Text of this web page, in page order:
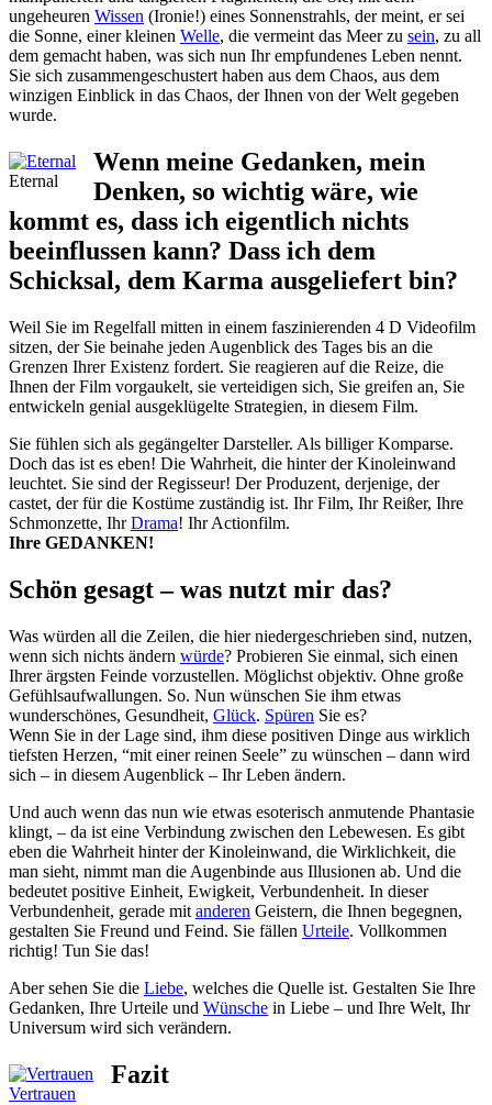
ungeheuren Wissen (Ironie!) eines Sonnenstrahls, der meint, er sei
die Sonne, einer kleinen Welle, die vermeint das Meer zu sein, zu all
dem gemacht haben, was sich nun Ihr empfundenes Leben nennt.
Sie sich zusammengeschustert haben aus dem Chaos, aus dem
winzigen Einblick in das Chaos, der Ihnen von der Welt gegeben
wurde.
Eternal
Wenn meine Gedanken, mein
Denken, so wichtig wäre, wie
kommt es, dass ich eigentlich nichts
beeinflussen kann? Dass ich dem
Schicksal, dem Karma ausgeliefert bin?
Weil Sie im Regelfall mitten in einem faszinierenden 4 D Videofilm
sitzen, der Sie beinahe jeden Augenblick des Tages bis an die
Grenzen Ihrer Existenz fordert. Sie reagieren auf die Reize, die
Ihnen der Film vorgaukelt, sie verteidigen sich, Sie greifen an, Sie
entwickeln genial ausgeklügelte Strategien, in diesem Film.
Sie fühlen sich als gegängelter Darsteller. Als billiger Komparse.
Doch das ist es eben! Die Wahrheit, die hinter der Kinoleinwand
leuchtet. Sie sind der Regisseur! Der Produzent, derjenige, der
castet, der für die Kostüme zuständig ist. Ihr Film, Ihr Reißer, Ihre
Schmonzette, IhrDrama! Ihr Actionfilm.
Ihre GEDANKEN!
Schön gesagt – was nutzt mir das?
Was würden all die Zeilen, die hier niedergeschrieben sind, nutzen,
wenn sich nichts ändern würde? Probieren Sie einmal, sich einen
Ihrer ärgsten Feinde vorzustellen. Möglichst objektiv. Ohne große
Gefühlsaufwallungen. So. Nun wünschen Sie ihm etwas
wunderschönes, Gesundheit, Glück. Spüren Sie es?
Wenn Sie in der Lage sind, ihm diese positiven Dinge aus wirklich
tiefsten Herzen, “mit einer reinen Seele” zu wünschen – dann wird
sich – in diesem Augenblick – Ihr Leben ändern.
Und auch wenn das nun wie etwas esoterisch anmutende Phantasie
klingt, – da ist eine Verbindung zwischen den Lebewesen. Es gibt
eben die Wahrheit hinter der Kinoleinwand, die Wirklichkeit, die
man sieht, nimmt man die Augenbinde aus Illusionen ab. Und die
bedeutet positive Einheit, Ewigkeit, Verbundenheit. In dieser
Verbundenheit, gerade mit anderen Geistern, die Ihnen begegnen,
gestalten Sie Freund und Feind. Sie fällen Urteile. Vollkommen
richtig! Tun Sie das!
Aber sehen Sie die Liebe, welches die Quelle ist. Gestalten Sie Ihre
Gedanken, Ihre Urteile und Wünsche in Liebe – und Ihre Welt, Ihr
Universum wird sich verändern.
Vertrauen
Fazit